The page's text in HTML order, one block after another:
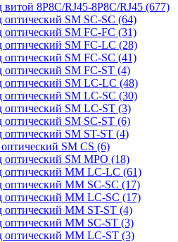
витой 8P8C/RJ45-8P8C/RJ45 (677)
оптический SM SC-SC (64)
оптический SM FC-FC (31)
оптический SM FC-LC (28)
оптический SM FC-SC (41)
оптический SM FC-ST (4)
оптический SM LC-LC (48)
оптический SM LC-SC (30)
оптический SM LC-ST (3)
оптический SM SC-ST (6)
оптический SM ST-ST (4)
SM CS (6)
оптический SM MPO (18)
оптический MM LC-LC (61)
оптический MM SC-SC (17)
оптический MM LC-SC (17)
оптический MM ST-ST (4)
оптический MM SC-ST (3)
оптический MM LC-ST (3)